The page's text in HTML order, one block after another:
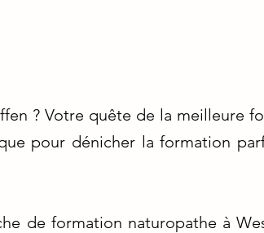
? Votre quête de la meilleure
pour dénicher la formation
de formation naturopathe à